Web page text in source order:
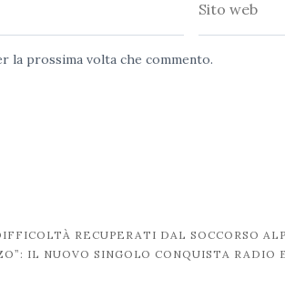
la prossima volta che commento.
RECUPERATI DAL SOCCORSO
IL NUOVO SINGOLO CONQUISTA